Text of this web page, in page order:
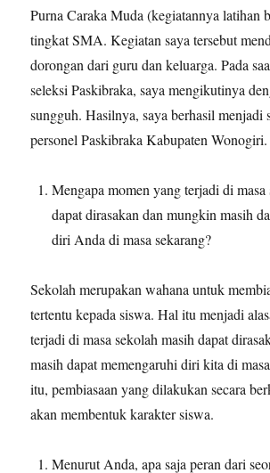
Purna Caraka Muda (kegiatannya latihan
tingkat SMA. Kegiatan saya tersebut
dorongan dari guru dan keluarga. Pada
seleksi Paskibraka, saya mengikutinya
sungguh. Hasilnya, saya berhasil menjadi
personel Paskibraka Kabupaten Wonogiri.
Mengapa momen yang terjadi di masa
dapat dirasakan dan mungkin masih
diri Anda di masa sekarang?
Sekolah merupakan wahana untuk
tertentu kepada siswa. Hal itu menjadi
terjadi di masa sekolah masih dapat
masih dapat memengaruhi diri kita di
itu, pembiasaan yang dilakukan secara
akan membentuk karakter siswa.
Menurut Anda, apa saja peran dari